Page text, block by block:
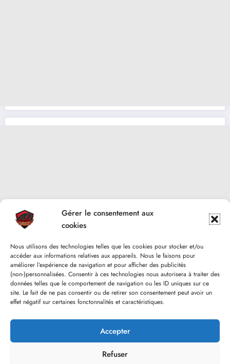
Gérer le consentement aux
cookies
Nous utilisons des technologies telles que les cookies pour stocker et/ou
accéder aux informations relatives aux appareils. Nous le faisons pour
améliorer l’expérience de navigation et pour afficher des publicités
(non-)personnalisées. Consentir à ces technologies nous autorisera à traiter des
données telles que le comportement de navigation ou les ID uniques sur ce
site. Le fait de ne pas consentir ou de retirer son consentement peut avoir un
effet négatif sur certaines fonctonnalités et caractéristiques.
Accepter
Refuser